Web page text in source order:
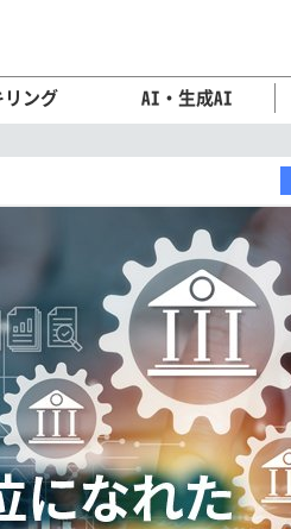
リング AI・生成AI